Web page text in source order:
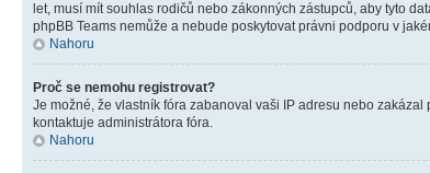
let, musí mít souhlas rodičů nebo zákonných zástupců, aby tyto
phpBB Teams nemůže a nebude poskytovat právni podporu v
Nahoru
Proč se nemohu registrovat?
Je možné, že vlastník fóra zabanoval vaši IP adresu nebo
kontaktuje administrátora fóra.
Nahoru